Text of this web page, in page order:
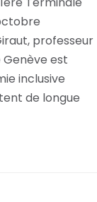
professeur
Genève est
inclusive
de longue